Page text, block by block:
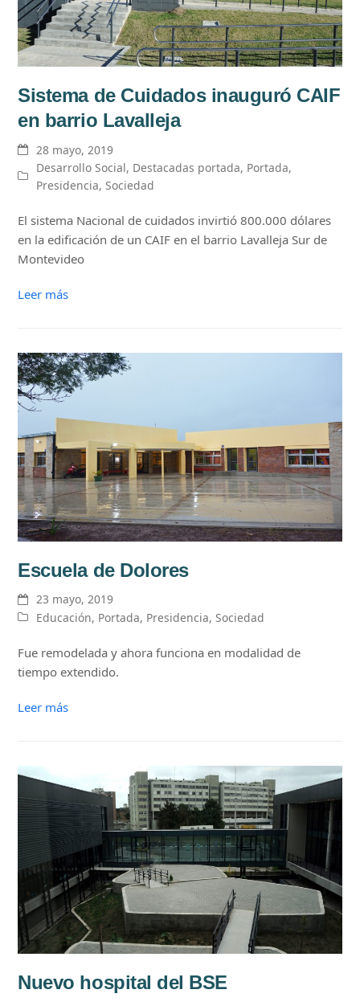
Sistema de Cuidados inauguró CAIF
en barrio Lavalleja
28 mayo, 2019
Desarrollo Social, Destacadas portada, Portada,
Presidencia,Sociedad
El sistema Nacional de cuidados invirtió 800.000 dólares
en la edificación de un CAIF en el barrio Lavalleja Sur de
Montevideo
Leer más
Escuela de Dolores
23 mayo, 2019
Educación, Portada, Presidencia, Sociedad
Fue remodelada y ahora funciona en modalidad de
tiempo extendido.
Leer más
Nuevo hospital del BSE